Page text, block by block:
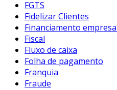
FGTS
Fidelizar Clientes
Financiamento
Fiscal
Fluxo de caixa
Folha de pagamento
Franquia
Fraude